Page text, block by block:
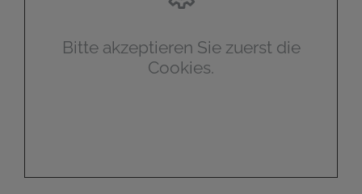
Bitte akzeptieren Sie zuerst die
Cookies.